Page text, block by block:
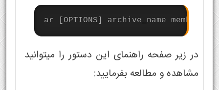
ar [OPTIONS] archive_name
در زیر صفحه راهنمای این دستور را میتوانید
مشاهده و مطالعه بفرمایید: